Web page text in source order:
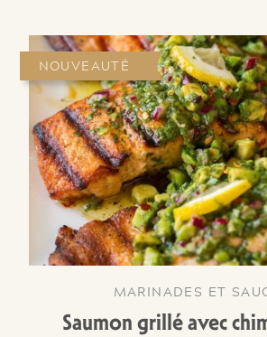
NOUVEAUTÉ
MARINADES ET
Saumon grillé avec